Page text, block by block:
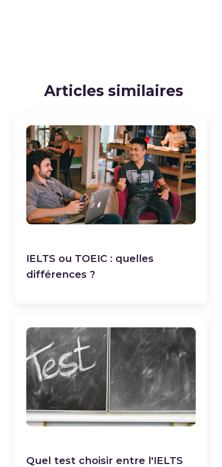
Articles similaires
IELTS ou TOEIC : quelles
différences ?
Quel test choisir entre l'IELTS